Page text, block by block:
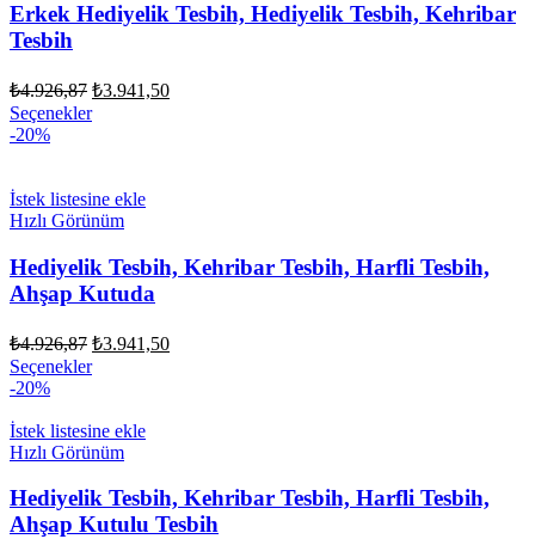
Erkek Hediyelik Tesbih, Hediyelik Tesbih, Kehribar
Tesbih
₺4.926,87 Orijinal
fiyat:
₺3.941,50Şu
Seçenekler
-20%
İstek listesine ekle
Hızlı Görünüm
Hediyelik Tesbih, Kehribar Tesbih, Harfli Tesbih,
Ahşap Kutuda
₺4.926,87 Orijinal
fiyat:
₺3.941,50Şu
Seçenekler
-20%
İstek listesine ekle
Hızlı Görünüm
Hediyelik Tesbih, Kehribar Tesbih, Harfli Tesbih,
Ahşap Kutulu Tesbih